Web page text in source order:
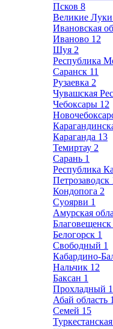
Псков 8
Великие Луки
Ивановская
Иваново 12
Шуя 2
Республика
Саранск 11
Рузаевка 2
Чувашская
Чебоксары 12
Караганда 13
Темиртау 2
Сарань 1
Республика
Петрозаводск
Кондопога 2
Суоярви 1
Амурская
Благовещенск
Белогорск 1
Свободный 1
Кабардино-
Нальчик 12
Баксан 1
Прохладный 1
Абай область
Семей 15